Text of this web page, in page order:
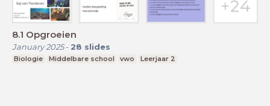
8.1 Opgroeien
January 2025- 28 slides
Biologie Middelbare school vwo Leerjaar 2